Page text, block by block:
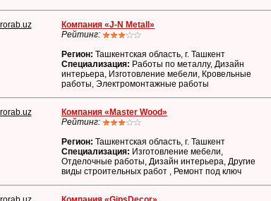
Компания «J-N Metall»
Рейтинг:
Регион: Ташкентская область, г. Ташкент
Специализация: Работы по металлу, Дизайн
интерьера, Изготовление мебели, Кровельные
работы, Электромонтажные работы
Компания «Master Wood»
Рейтинг:
Регион: Ташкентская область, г. Ташкент
Специализация: Изготовление мебели,
Отделочные работы, Дизайн интерьера, Другие
виды строительных работ , Ремонт под ключ